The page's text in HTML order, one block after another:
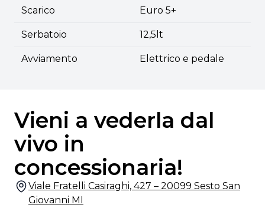
Scarico Euro 5+
Serbatoio 12,5lt
Avviamento Elettrico e pedale
Vieni a vederla dal
vivo in
concessionaria!
Viale Fratelli Casiraghi, 427 – 20099 Sesto San
Giovanni MI